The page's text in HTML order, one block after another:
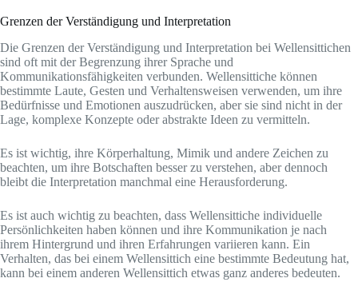
Grenzen der Verständigung und Interpretation
Die Grenzen der Verständigung und Interpretation bei Wellensittichen
sind oft mit der Begrenzung ihrer Sprache und
Kommunikationsfähigkeiten verbunden. Wellensittiche können
bestimmte Laute, Gesten und Verhaltensweisen verwenden, um ihre
Bedürfnisse und Emotionen auszudrücken, aber sie sind nicht in der
Lage, komplexe Konzepte oder abstrakte Ideen zu vermitteln.
Es ist wichtig, ihre Körperhaltung, Mimik und andere Zeichen zu
beachten, um ihre Botschaften besser zu verstehen, aber dennoch
bleibt die Interpretation manchmal eine Herausforderung.
Es ist auch wichtig zu beachten, dass Wellensittiche individuelle
Persönlichkeiten haben können und ihre Kommunikation je nach
ihrem Hintergrund und ihren Erfahrungen variieren kann. Ein
Verhalten, das bei einem Wellensittich eine bestimmte Bedeutung hat,
kann bei einem anderen Wellensittich etwas ganz anderes bedeuten.